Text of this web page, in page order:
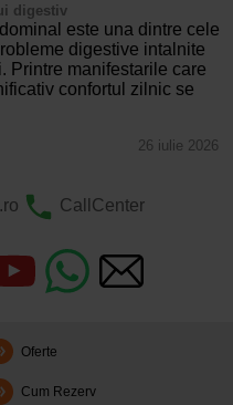
digestiv
este una dintre cele
digestive intalnite
Printre manifestarile care
confortul zilnic se
26 iulie 2026
CallCenter
Oferte
Cum Rezerv